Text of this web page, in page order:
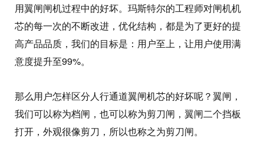
用翼闸闸机过程中的好坏。玛斯特尔的工程师对闸机机
芯的每一次的不断改进，优化结构，都是为了更好的提
高产品品质，我们的目标是：用户至上，让用户使用满
意度提升至99%。
那么用户怎样区分人行通道翼闸机芯的好坏呢？翼闸，
我们可以称为档闸，也可以称为剪刀闸，翼闸二个挡板
打开，外观很像剪刀，所以也称之为剪刀闸。